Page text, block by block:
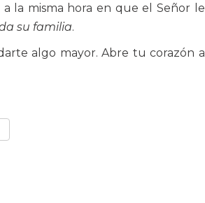
la misma hora en que el Señor le
su familia.
algo mayor. Abre tu corazón a